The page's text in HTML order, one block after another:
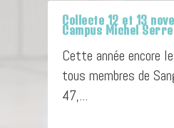
Collecte 12 et 13
Campus Michel
Cette année encore
tous membres de
47,...